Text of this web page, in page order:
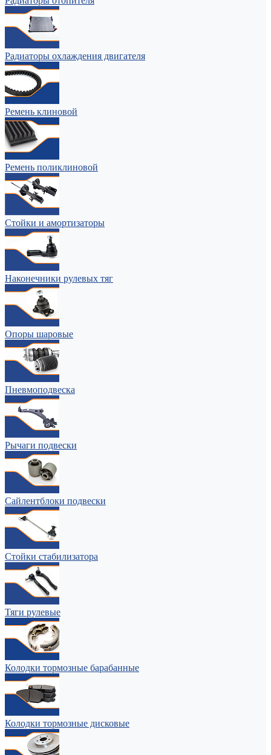
Радиаторы охлаждения двигателя
Ремень клиновой
Ремень поликлиновой
Стойки и амортизаторы
Наконечники рулевых тяг
Опоры шаровые
Пневмоподвеска
Рычаги подвески
Сайлентблоки подвески
Стойки стабилизатора
Тяги рулевые
Колодки тормозные барабанные
Колодки тормозные дисковые